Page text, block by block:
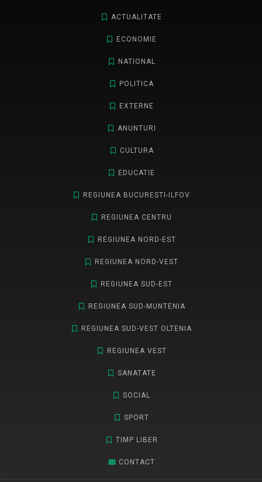
ACTUALITATE
ECONOMIE
NATIONAL
POLITICA
EXTERNE
ANUNTURI
CULTURA
EDUCATIE
REGIUNEA BUCURESTI-ILFOV
REGIUNEA CENTRU
REGIUNEA NORD-EST
REGIUNEA NORD-VEST
REGIUNEA SUD-EST
REGIUNEA SUD-MUNTENIA
REGIUNEA SUD-VEST OLTENIA
REGIUNEA VEST
SANATATE
SOCIAL
SPORT
TIMP LIBER
CONTACT